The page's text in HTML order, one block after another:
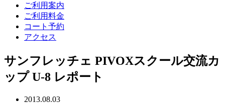
ご利用案内
ご利用料金
コート予約
アクセス
サンフレッチェ PIVOXスクール交流カ
ップ U-8 レポート
2013.08.03